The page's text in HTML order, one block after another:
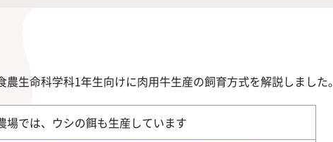
コースはこちら
農生命科学科1年生向けに肉用牛生産の飼育方式を解説しました。
場では、ウシの餌も生産しています